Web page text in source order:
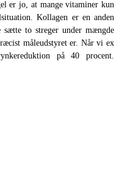
er jo, at mange vitaminer kun
Kollagen er en anden
to streger under mængde
måleudstyret er. Når vi ex
på 40 procent.